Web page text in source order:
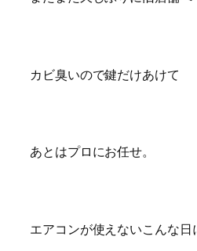
カビ臭いので鍵だけあけて
あとはプロにお任せ。
エアコンが使えないこんな